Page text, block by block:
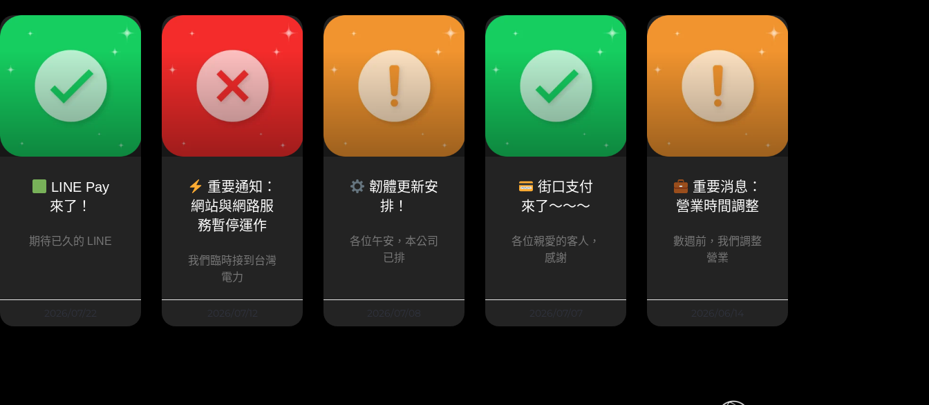
LINE Pay
來了！
期待已久的 LINE
2026/07/22
重要通知：
網站與網路服
務暫停運作
我們臨時接到台灣
電力
2026/07/12
韌體更新安
排！
各位午安，本公司
已排
2026/07/08
街口支付
來了～～～
各位親愛的客人，
感謝
2026/07/07
重要消息：
營業時間調整
數週前，我們調整
營業
2026/06/14